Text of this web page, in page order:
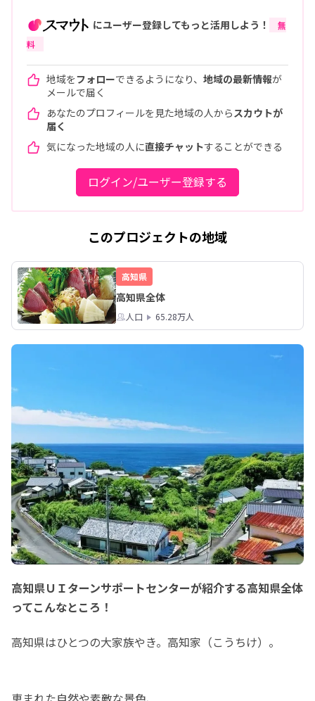
にユーザー登録してもっと活用しよう！
無
料
地域をフォローできるようになり、 地域の最新情報が
メールで届く
あなたのプロフィールを見た地域の人から スカウトが
届く
気になった地域の人に直接チャットすることができる
ログイン/ユーザー登録する
このプロジェクトの地域
高知県
高知県全体
人口 65.28万人
高知県ＵＩターンサポートセンターが紹介する高知県全体
ってこんなところ！
高知県はひとつの大家族やき。高知家（こうちけ）。